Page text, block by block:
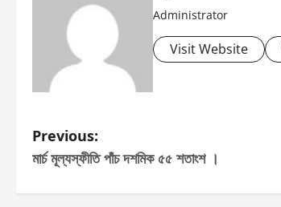
Administrator
Visit Website
P
o
Previous:
মার্চ মূল্যস্ফীতি পাঁচ দশমিক ৫৫ শতাংশ ।